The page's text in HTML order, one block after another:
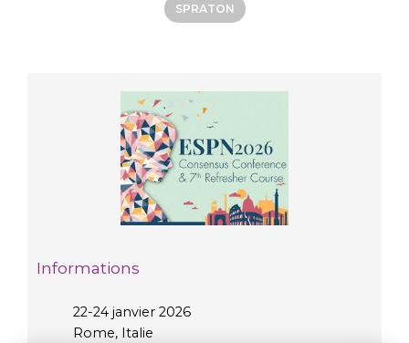
SPRATON
Informations
22-24 janvier 2026
Rome, Italie